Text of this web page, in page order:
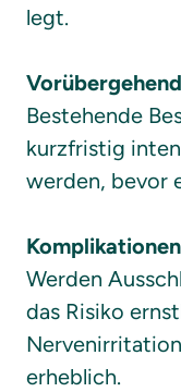
legt.
Bestehende
kurzfristig
werden, bevor
Werden
das Risiko
erheblich.